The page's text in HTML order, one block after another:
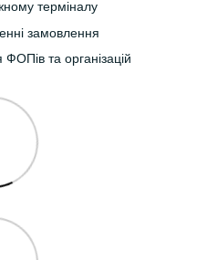
терміналу
замовлення
ФОПів та організацій